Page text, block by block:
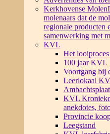
Kerkhovense Molen
molenaars dat de
regionale producten
samenwerking met
KVL
Het
100 jaar KVL
Voortgang bij
Leerlokaal
KVL
anekdotes,
Provincie
Leegstand